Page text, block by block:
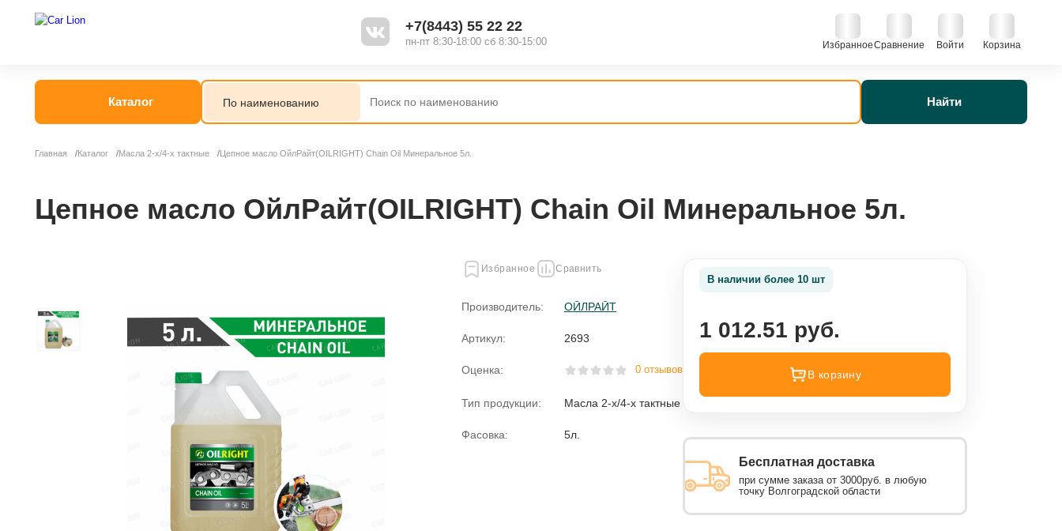
+7(8443) 55 22 22
пн-пт 8:30-18:00 сб 8:30-15:00 ИзбранноеСравнение Войти Корзина
Каталог Найти
Главная Каталог Масла 2-х/4-х тактные Цепное масло ОйлРайт(OILRIGHT) Chain Oil Минеральное 5л.
Цепное масло ОйлРайт(OILRIGHT) Chain Oil Минеральное 5л.
Избранное Сравнить
Производитель: ОЙЛРАЙТ
Артикул: 2693
Оценка: 0 отзывов
Тип продукции: Масла 2-х/4-х тактные
Фасовка: 5л.
В наличии более 10 шт
1 012.51 руб.
В корзину
Бесплатная доставка
при сумме заказа от 3000руб. в любую
точку Волгоградской области